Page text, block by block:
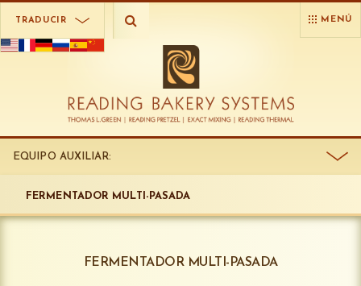
TRADUCIR MENÚ
EQUIPO AUXILIAR:
FERMENTADOR MULTI-PASADA
FERMENTADOR MULTI-PASADA